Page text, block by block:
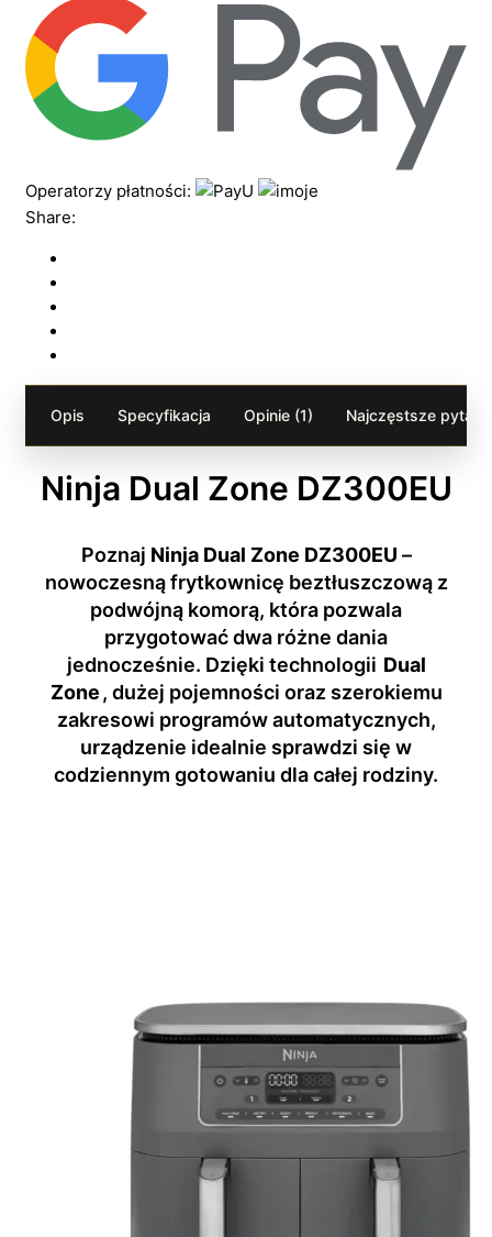
Operatorzy płatności:
Share:
Opis Specyfikacja Opinie (1) Najczęstsze
Ninja Dual Zone DZ300EU
Poznaj Ninja Dual Zone DZ300EU –
nowoczesną frytkownicę beztłuszczową z
podwójną komorą, która pozwala
przygotować dwa różne dania
jednocześnie. Dzięki technologii Dual
Zone, dużej pojemności oraz szerokiemu
zakresowi programów automatycznych,
urządzenie idealnie sprawdzi się w
codziennym gotowaniu dla całej rodziny.